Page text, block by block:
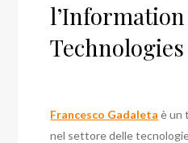
l’Information
Technologies
Francesco Gadaleta è un
nel settore delle tecnologie